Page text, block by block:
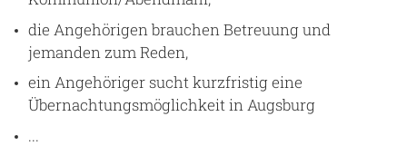
die Angehörigen brauchen Betreuung und
jemanden zum Reden,
ein Angehöriger sucht kurzfristig eine
Übernachtungsmöglichkeit in Augsburg
...